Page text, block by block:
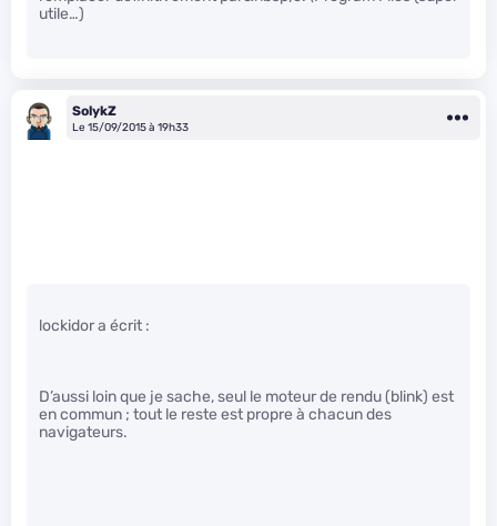
utile…)
SolykZ
Le 15/09/2015 à 19h33
lockidor a écrit :
D’aussi loin que je sache, seul le moteur de rendu (blink) est
en commun ; tout le reste est propre à chacun des
navigateurs.